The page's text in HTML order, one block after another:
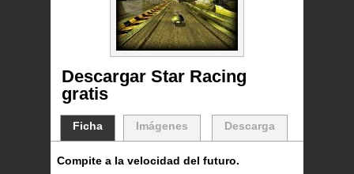
Descargar Star Racing
gratis
Descarga
Imágenes
Ficha
Compite a la velocidad del futuro.